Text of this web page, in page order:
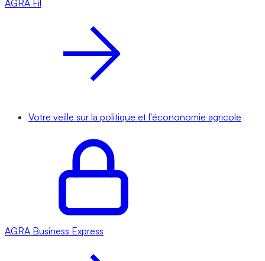
AGRA Fil
Votre veille sur la politique et l'écononomie agricole
AGRA Business Express